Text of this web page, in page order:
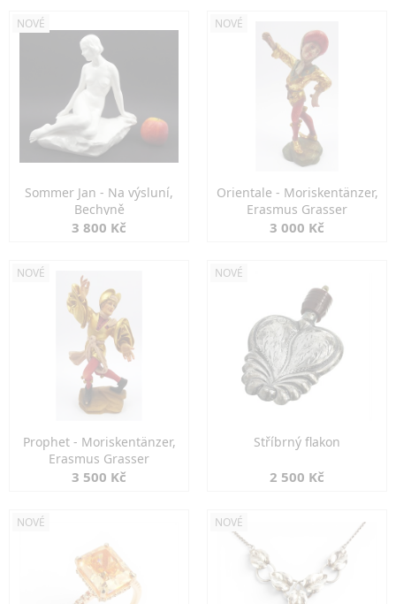
NOVÉ
Sommer Jan - Na výsluní,
Bechyně
3 800 Kč
NOVÉ
Orientale - Moriskentänzer,
Erasmus Grasser
3 000 Kč
NOVÉ
Prophet - Moriskentänzer,
Erasmus Grasser
3 500 Kč
NOVÉ
Stříbrný flakon
2 500 Kč
NOVÉ NOVÉ